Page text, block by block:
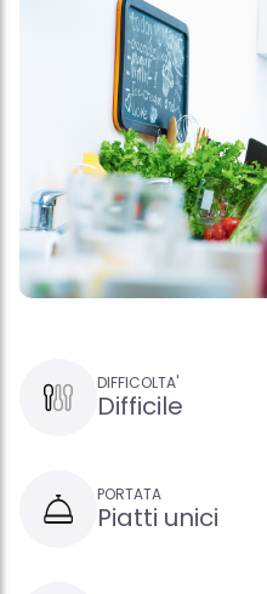
DIFFICOLTA'
Difficile
PORTATA
Piatti unici